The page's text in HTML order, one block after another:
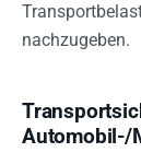
nachzugeben.
Automobil-/